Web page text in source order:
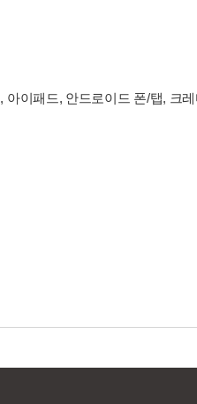
이패드, 안드로이드 폰/탭, 크